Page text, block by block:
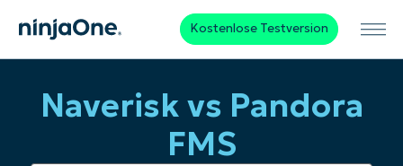
Kostenlose Testversion
Naverisk vs Pandora
FMS